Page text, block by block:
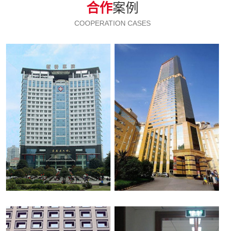
合作案例
COOPERATION CASES